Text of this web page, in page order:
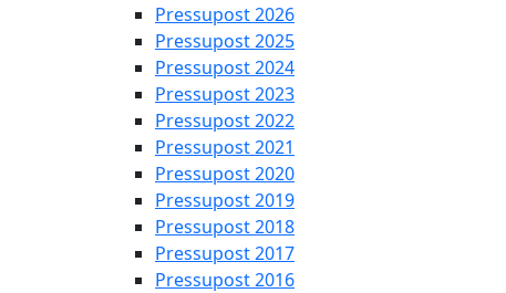
Pressupost 2026
Pressupost 2025
Pressupost 2024
Pressupost 2023
Pressupost 2022
Pressupost 2021
Pressupost 2020
Pressupost 2019
Pressupost 2018
Pressupost 2017
Pressupost 2016